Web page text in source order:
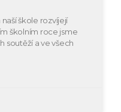
škole rozvíjejí
školním roce jsme
soutěží a ve všech